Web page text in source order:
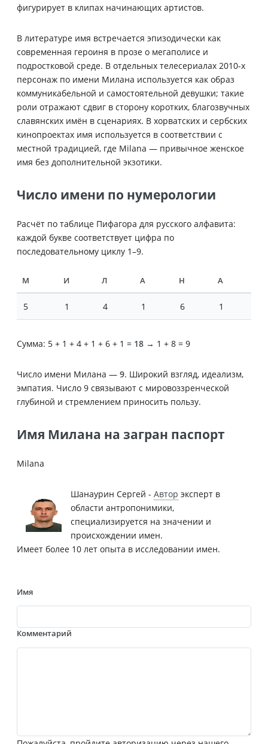
фигурирует в клипах начинающих артистов.
В литературе имя встречается эпизодически как
современная героиня в прозе о мегаполисе и
подростковой среде. В отдельных телесериалах 2010‑х
персонаж по имени Милана используется как образ
коммуникабельной и самостоятельной девушки; такие
роли отражают сдвиг в сторону коротких, благозвучных
славянских имён в сценариях. В хорватских и сербских
кинопроектах имя используется в соответствии с
местной традицией, где Milana — привычное женское
имя без дополнительной экзотики.
Число имени по нумерологии
Расчёт по таблице Пифагора для русского алфавита:
каждой букве соответствует цифра по
последовательному циклу 1–9.
М И Л А Н А
5 1 4 1 6 1
Сумма: 5 + 1 + 4 + 1 + 6 + 1 = 18 → 1 + 8 = 9
Число имени Милана — 9. Широкий взгляд, идеализм,
эмпатия. Число 9 связывают с мировоззренческой
глубиной и стремлением приносить пользу.
Имя Милана на загран паспорт
Milana
Шанаурин Сергей - Автор эксперт в
области антропонимики,
специализируется на значении и
происхождении имен.
Имеет более 10 лет опыта в исследовании имен.
Имя
Комментарий